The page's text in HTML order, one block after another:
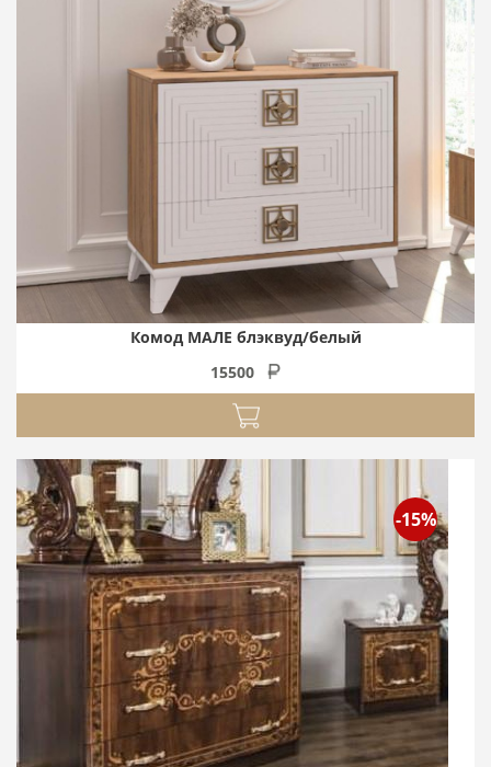
Комод МАЛЕ блэквуд/белый
15500
-15%